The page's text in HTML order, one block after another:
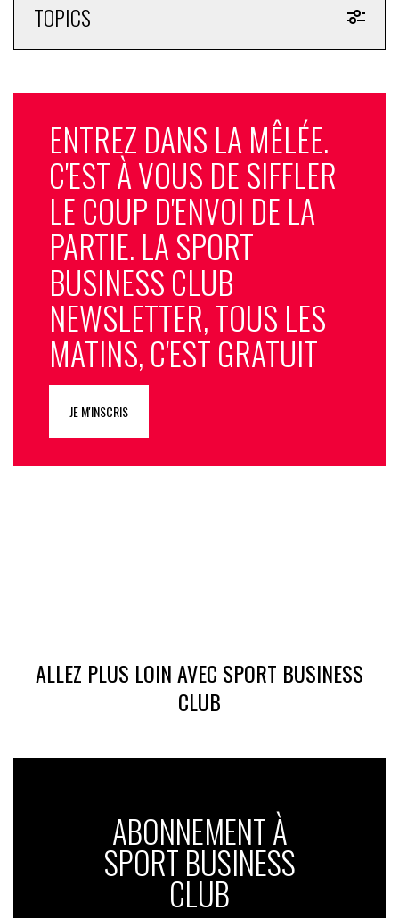
TOPICS
ENTREZ DANS LA MÊLÉE.
C'EST À VOUS DE SIFFLER
LE COUP D'ENVOI DE LA
PARTIE. LA SPORT
BUSINESS CLUB
NEWSLETTER, TOUS LES
MATINS, C'EST GRATUIT
JE M'INSCRIS
ALLEZ PLUS LOIN AVEC SPORT BUSINESS
CLUB
ABONNEMENT À
SPORT BUSINESS
CLUB